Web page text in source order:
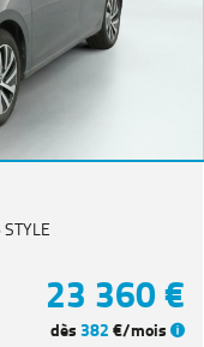
23 360 €
dès382€/mois